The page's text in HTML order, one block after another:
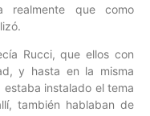
realmente que como
Rucci, que ellos con
y hasta en la misma
instalado el tema
también hablaban de